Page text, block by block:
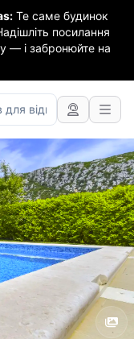
Те саме будинок
посилання
— і забронюйте на